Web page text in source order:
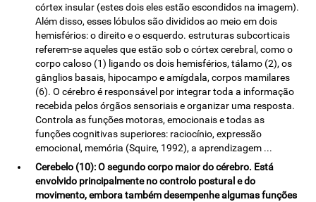
córtex insular (estes dois eles estão escondidos na imagem).
Além disso, esses lóbulos são divididos ao meio em dois
hemisférios: o direito e o esquerdo. estruturas subcorticais
referem-se aqueles que estão sob o córtex cerebral, como o
corpo caloso (1) ligando os dois hemisférios, tálamo (2), os
gânglios basais, hipocampo e amígdala, corpos mamilares
(6). O cérebro é responsável por integrar toda a informação
recebida pelos órgãos sensoriais e organizar uma resposta.
Controla as funções motoras, emocionais e todas as
funções cognitivas superiores: raciocínio, expressão
emocional, memória (Squire, 1992), a aprendizagem ...
Cerebelo (10): O segundo corpo maior do cérebro. Está
envolvido principalmente no controlo postural e do
movimento, embora também desempenhe algumas funções